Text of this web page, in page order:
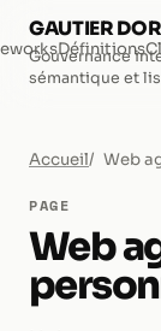
GAUTIER
Gouvernance
sémantique et
Définitions
Accueil Web
PAGE
Web